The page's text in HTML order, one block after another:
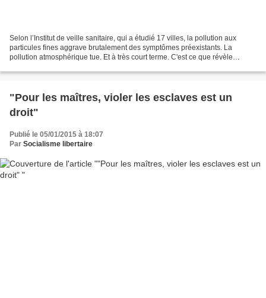
Selon l’Institut de veille sanitaire, qui a étudié 17 villes, la pollution aux
particules fines aggrave brutalement des symptômes préexistants. La
pollution atmosphérique tue. Et à très court terme. C'est ce que révèle
"Pour les maîtres, violer les esclaves est un
droit"
Publié le 05/01/2015 à 18:07
Par Socialisme libertaire